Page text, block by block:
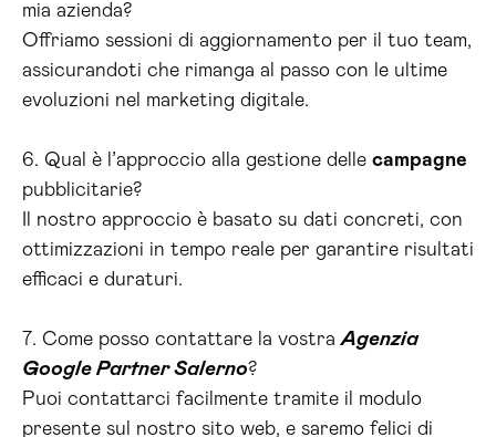
mia azienda?
Offriamo sessioni di aggiornamento per il tuo team,
assicurandoti che rimanga al passo con le ultime
evoluzioni nel marketing digitale.
6. Qual è l’approccio alla gestione delle campagne
pubblicitarie?
Il nostro approccio è basato su dati concreti, con
ottimizzazioni in tempo reale per garantire risultati
efficaci e duraturi.
7. Come posso contattare la vostraAgenzia
Google Partner Salerno?
Puoi contattarci facilmente tramite il modulo
presente sul nostro sito web, e saremo felici di